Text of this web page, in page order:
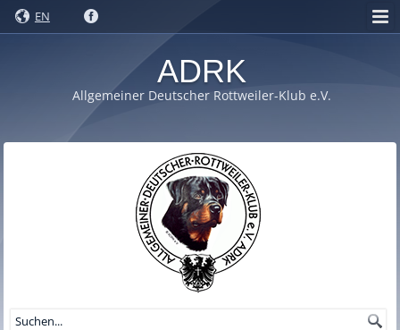
EN
ADRK
Allgemeiner Deutscher Rottweiler-Klub e.V.